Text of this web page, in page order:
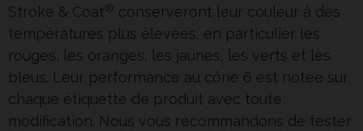
Stroke & Coat® conserveront leur couleur à des
températures plus élevées, en particulier les
rouges, les oranges, les jaunes, les verts et les
bleus. Leur performance au cône 6 est notée sur
chaque étiquette de produit avec toute
modification. Nous vous recommandons de tester